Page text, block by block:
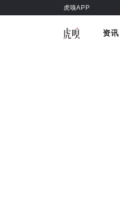
虎嗅APP
资讯